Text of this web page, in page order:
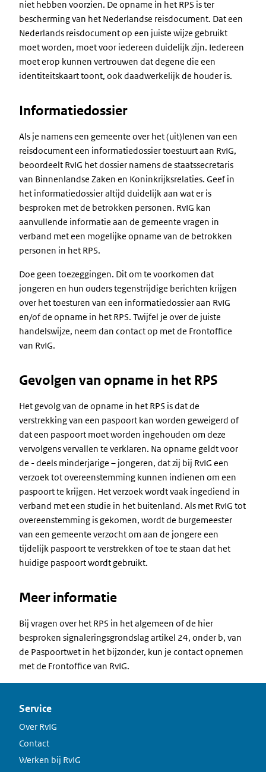
niet hebben voorzien. De opname in het RPS is ter
bescherming van het Nederlandse reisdocument. Dat een
Nederlands reisdocument op een juiste wijze gebruikt
moet worden, moet voor iedereen duidelijk zijn. Iedereen
moet erop kunnen vertrouwen dat degene die een
identiteitskaart toont, ook daadwerkelijk de houder is.
Informatiedossier
Als je namens een gemeente over het (uit)lenen van een
reisdocument een informatiedossier toestuurt aan RvIG,
beoordeelt RvIG het dossier namens de staatssecretaris
van Binnenlandse Zaken en Koninkrijksrelaties. Geef in
het informatiedossier altijd duidelijk aan wat er is
besproken met de betrokken personen. RvIG kan
aanvullende informatie aan de gemeente vragen in
verband met een mogelijke opname van de betrokken
personen in het RPS.
Doe geen toezeggingen. Dit om te voorkomen dat
jongeren en hun ouders tegenstrijdige berichten krijgen
over het toesturen van een informatiedossier aan RvIG
en/of de opname in het RPS. Twijfel je over de juiste
handelswijze, neem dan contact op met de Frontoffice
van RvIG.
Gevolgen van opname in het RPS
Het gevolg van de opname in het RPS is dat de
verstrekking van een paspoort kan worden geweigerd of
dat een paspoort moet worden ingehouden om deze
vervolgens vervallen te verklaren. Na opname geldt voor
de - deels minderjarige – jongeren, dat zij bij RvIG een
verzoek tot overeenstemming kunnen indienen om een
paspoort te krijgen. Het verzoek wordt vaak ingediend in
verband met een studie in het buitenland. Als met RvIG tot
overeenstemming is gekomen, wordt de burgemeester
van een gemeente verzocht om aan de jongere een
tijdelijk paspoort te verstrekken of toe te staan dat het
huidige paspoort wordt gebruikt.
Meer informatie
Bij vragen over het RPS in het algemeen of de hier
besproken signaleringsgrondslag artikel 24, onder b, van
de Paspoortwet in het bijzonder, kun je contact opnemen
met de Frontoffice van RvIG.
Service
Over RvIG
Contact
Werken bij RvIG